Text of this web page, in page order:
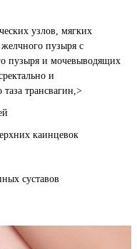
узлов, мягких
пузыря с
пузыря и мочевыводящих
и
трансвагин,>
каинцевок
суставов